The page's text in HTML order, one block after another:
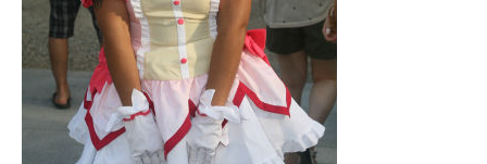
経営リーダーのコミュニティ
マーケ×ITの今がよく分かる
ITエンジニア向け専門サイト